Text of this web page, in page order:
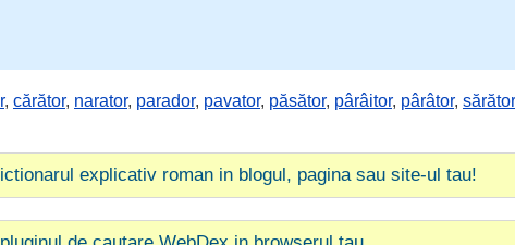
, cărător, narator, parador, pavator, păsător, pârâitor, pârâtor, sărător
explicativ roman in blogul, pagina sau site-ul tau!